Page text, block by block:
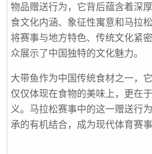
物品赠送行为，它背后蕴含着深
食文化内涵、象征性寓意和马拉
将赛事与地方特色、传统文化紧
众展示了中国独特的文化魅力。
大带鱼作为中国传统食材之一，
仅仅体现在食物的美味上，更在
义。马拉松赛事中的这一赠送行
承的有机结合，成为现代体育赛